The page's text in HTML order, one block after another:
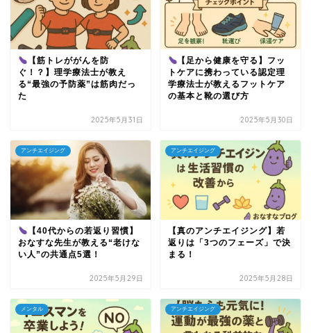
【筋トレががんを防
ぐ！？】理学療法士が教え
る“最強の予防薬”は筋肉だっ
た
2025年5月31日
【足から健康を守る】フッ
トケアに携わっている認定理
学療法士が教えるフットケア
の基本と靴の選び方
2025年5月30日
アンチエイジング
【40代からの若返り習慣】
おなすな先生が教える“老けな
い人”の共通点5選！
2025年5月29日
アンチエイジング
【真のアンチエイジング】若
返りは「3つのフェーズ」で決
まる！
2025年5月28日
メンタル アンチエイジング